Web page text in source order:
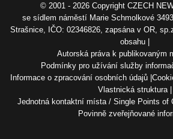
© 2001 - 2026 Copyright CZECH
se sídlem náměstí Marie Schmolkové
Strašnice, IČO: 02346826, zapsána v OR,
obsahu
Autorská práva k publikovaným
Podmínky pro užívání služby
Informace o zpracování osobních údajů
Vlastnická struktura
Jednotná kontaktní místa / Single Points of
Povinně zveřejňované